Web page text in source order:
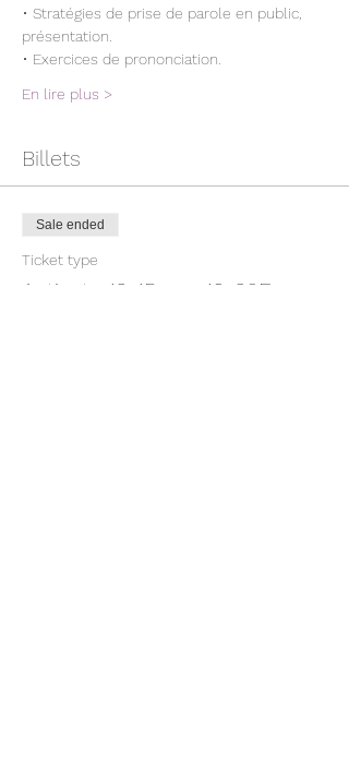
• Stratégies de prise de parole en public,
présentation.
• Exercices de prononciation.
En lire plus >
Billets
Sale ended
Ticket type
Activate 12-15 ans 19-23Fev